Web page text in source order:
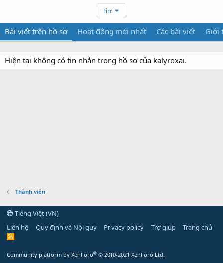
Tìm
Bài viết trên hồ sơ Hoạt động mới nhất Các bài viết Giới
Hiện tại không có tin nhắn trong hồ sơ của kalyroxai.
Thành viên
Tiếng Việt (VN)
Liên hệ
Quy định và Nội quy Privacy policy Trợ giúp Trang chủ
R
Community platform by XenForo® © 2010-2021 XenForo Ltd.